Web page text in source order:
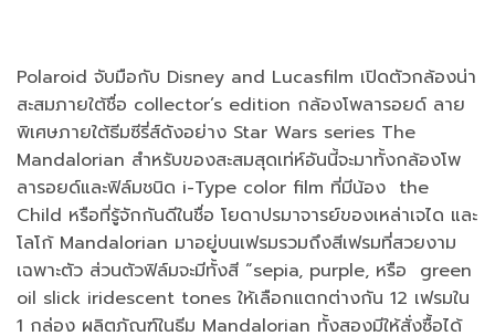
Polaroid จับมือกับ Disney and Lucasfilm เปิดตัวกล้องน่า
สะสมภายใต้ชื่อ collector’s edition กล้องโพลารอยด์ ลาย
พิเศษภายใต้ธีมซีรี่ส์ดังอย่าง Star Wars series The
Mandalorian สำหรับของสะสมสุดเท่ห์อันนี้จะมาทั้งกล้องโพ
ลารอยด์และฟิล์มชนิด i-Type color film ที่มีน้อง the
Child หรือที่รู้จักกันดีในชื่อ โยดาปรมาจารย์ของเหล่าเจได และ
โลโก้ Mandalorian มาอยู่บนเฟรมรวมถึงสีเฟรมที่สวยงาม
เฉพาะตัว ส่วนตัวฟิล์มจะมีทั้งสี “sepia, purple, หรือ green
oil slick iridescent tones ให้เลือกแตกต่างกัน 12 เฟรมใน
1 กล่อง ผลิตภัณฑ์ในธีม Mandalorian ทั้งสองมีให้สั่งซื้อได้